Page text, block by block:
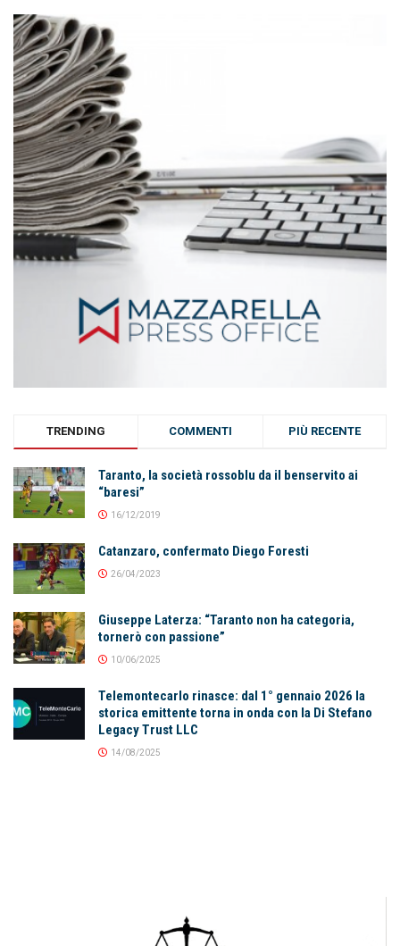
TRENDING COMMENTI PIÙ RECENTE
Taranto, la società rossoblu da il benservito ai
“baresi”
16/12/2019
Catanzaro, confermato Diego Foresti
26/04/2023
Giuseppe Laterza: “Taranto non ha categoria,
tornerò con passione”
10/06/2025
Telemontecarlo rinasce: dal 1° gennaio 2026 la
storica emittente torna in onda con la Di Stefano
Legacy Trust LLC
14/08/2025